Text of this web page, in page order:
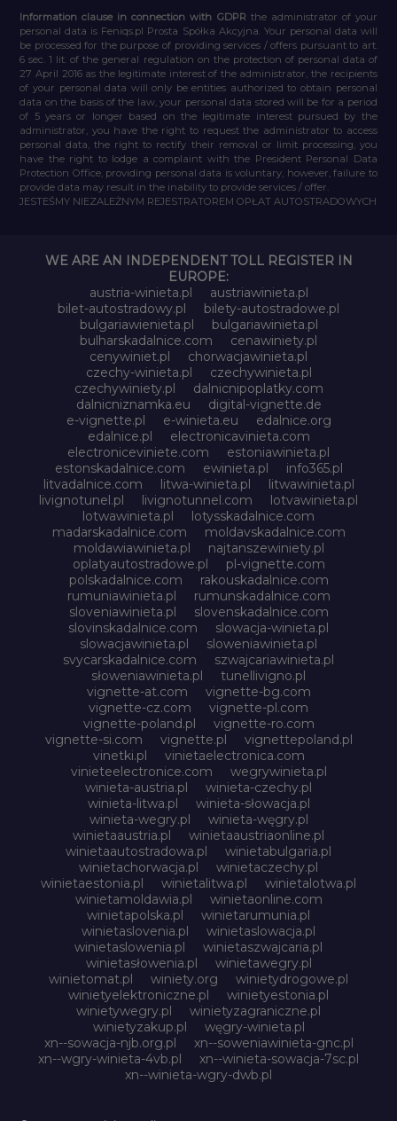
Information clause in connection with GDPR the administrator of your
personal data is Feniqs.pl Prosta Spółka Akcyjna. Your personal data will
be processed for the purpose of providing services / offers pursuant to art.
6 sec. 1 lit. of the general regulation on the protection of personal data of
27 April 2016 as the legitimate interest of the administrator, the recipients
of your personal data will only be entities authorized to obtain personal
data on the basis of the law, your personal data stored will be for a period
of 5 years or longer based on the legitimate interest pursued by the
administrator, you have the right to request the administrator to access
personal data, the right to rectify their removal or limit processing, you
have the right to lodge a complaint with the President Personal Data
Protection Office, providing personal data is voluntary, however, failure to
provide data may result in the inability to provide services / offer.
JESTEŚMY NIEZALEŻNYM REJESTRATOREM OPŁAT AUTOSTRADOWYCH
WE ARE AN INDEPENDENT TOLL REGISTER IN
EUROPE:
austria-winieta.pl
austriawinieta.pl
bilet-autostradowy.pl
bilety-autostradowe.pl
bulgariawienieta.pl
bulgariawinieta.pl
bulharskadalnice.com
cenawiniety.pl
cenywiniet.pl
chorwacjawinieta.pl
czechy-winieta.pl
czechywinieta.pl
czechywiniety.pl
dalnicnipoplatky.com
dalnicniznamka.eu
digital-vignette.de
e-vignette.pl
e-winieta.eu
edalnice.org
edalnice.pl
electronicavinieta.com
electroniceviniete.com
estoniawinieta.pl
estonskadalnice.com
ewinieta.pl
info365.pl
litvadalnice.com
litwa-winieta.pl
litwawinieta.pl
livignotunel.pl
livignotunnel.com
lotvawinieta.pl
lotwawinieta.pl
lotysskadalnice.com
madarskadalnice.com
moldavskadalnice.com
moldawiawinieta.pl
najtanszewiniety.pl
oplatyautostradowe.pl
pl-vignette.com
polskadalnice.com
rakouskadalnice.com
rumuniawinieta.pl
rumunskadalnice.com
sloveniawinieta.pl
slovenskadalnice.com
slovinskadalnice.com
slowacja-winieta.pl
slowacjawinieta.pl
sloweniawinieta.pl
svycarskadalnice.com
szwajcariawinieta.pl
słoweniawinieta.pl
tunellivigno.pl
vignette-at.com
vignette-bg.com
vignette-cz.com
vignette-pl.com
vignette-poland.pl
vignette-ro.com
vignette-si.com
vignette.pl
vignettepoland.pl
vinetki.pl
vinietaelectronica.com
vinieteelectronice.com
wegrywinieta.pl
winieta-austria.pl
winieta-czechy.pl
winieta-litwa.pl
winieta-słowacja.pl
winieta-wegry.pl
winieta-węgry.pl
winietaaustria.pl
winietaaustriaonline.pl
winietaautostradowa.pl
winietabulgaria.pl
winietachorwacja.pl
winietaczechy.pl
winietaestonia.pl
winietalitwa.pl
winietalotwa.pl
winietamoldawia.pl
winietaonline.com
winietapolska.pl
winietarumunia.pl
winietaslovenia.pl
winietaslowacja.pl
winietaslowenia.pl
winietaszwajcaria.pl
winietasłowenia.pl
winietawegry.pl
winietomat.pl
winiety.org
winietydrogowe.pl
winietyelektroniczne.pl
winietyestonia.pl
winietywegry.pl
winietyzagraniczne.pl
winietyzakup.pl
węgry-winieta.pl
xn--sowacja-njb.org.pl
xn--soweniawinieta-gnc.pl
xn--wgry-winieta-4vb.pl
xn--winieta-sowacja-7sc.pl
xn--winieta-wgry-dwb.pl